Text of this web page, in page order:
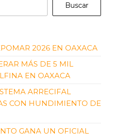
Buscar
2026 EN OAXACA
MÁS DE 5 MIL
EN OAXACA
ARRECIFAL
CON HUNDIMIENTO DE
GANA UN OFICIAL